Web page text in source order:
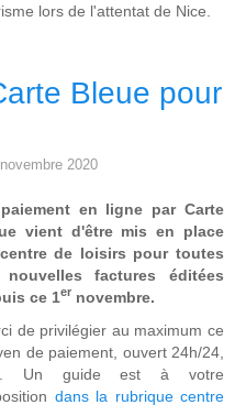
lors de l'attentat de Nice.
Bleue pour
2020
en ligne par Carte
vient d'être mis en place
de loisirs pour toutes
nouvelles factures éditées
ce 1er novembre.
de privilégier au maximum ce
de paiement, ouvert 24h/24,
Un guide est à votre
dans la rubrique centre